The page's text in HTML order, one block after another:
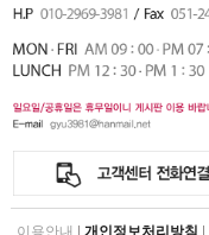
이용안내 | 개인정보처리방침 |